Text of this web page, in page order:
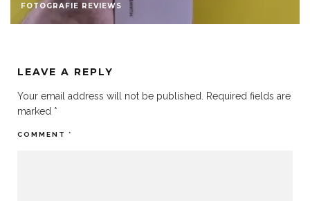
FOTOGRAFIE REVIEWS
LEAVE A REPLY
Your email address will not be published.
Required fields are
marked *
COMMENT *